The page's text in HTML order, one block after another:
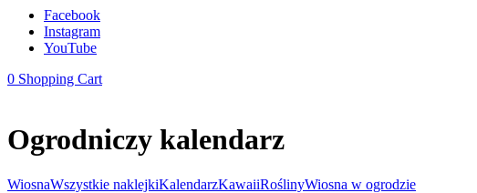
Facebook
Instagram
YouTube
0 Shopping Cart
Ogrodniczy kalendarz
WiosnaWszystkie naklejkiKalendarzKawaiiRoślinyWiosna w ogrodzie